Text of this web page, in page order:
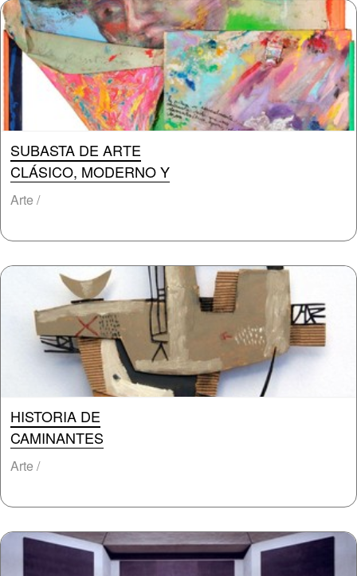
SUBASTA DE ARTE
CLÁSICO, MODERNO Y
Arte /
HISTORIA DE
CAMINANTES
Arte /